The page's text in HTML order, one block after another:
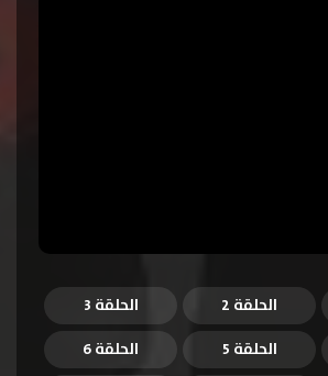
الحلقة 2
الحلقة 3
الحلقة 5 الحلقة 6